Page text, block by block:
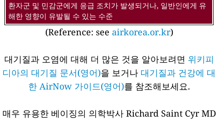
환자군 및 민감군에게 응급 조치가 발생되거나, 일반인에게 유
해한 영향이 유발될 수 있는 수준
(Reference: see airkorea.or.kr)
대기질과 오염에 대해 더 많은 것을 알아보려면 위키피
디아의 대기질 문서(영어)을 보거나 대기질과 건강에 대
한 AirNow 가이드(영어)를 참조해보세요.
매우 유용한 베이징의 의학박사 Richard Saint Cyr MD